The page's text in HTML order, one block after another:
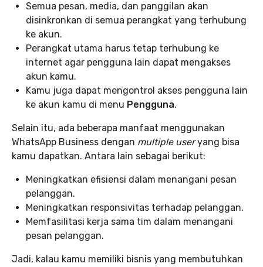
Semua pesan, media, dan panggilan akan
disinkronkan di semua perangkat yang terhubung
ke akun.
Perangkat utama harus tetap terhubung ke
internet agar pengguna lain dapat mengakses
akun kamu.
Kamu juga dapat mengontrol akses pengguna lain
ke akun kamu di menu Pengguna.
Selain itu, ada beberapa manfaat menggunakan
WhatsApp Business dengan multiple useryang bisa
kamu dapatkan. Antara lain sebagai berikut:
Meningkatkan efisiensi dalam menangani pesan
pelanggan.
Meningkatkan responsivitas terhadap pelanggan.
Memfasilitasi kerja sama tim dalam menangani
pesan pelanggan.
Jadi, kalau kamu memiliki bisnis yang membutuhkan